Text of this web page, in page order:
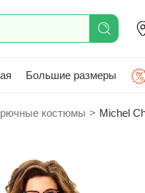
Большие размеры
костюмы > Michel